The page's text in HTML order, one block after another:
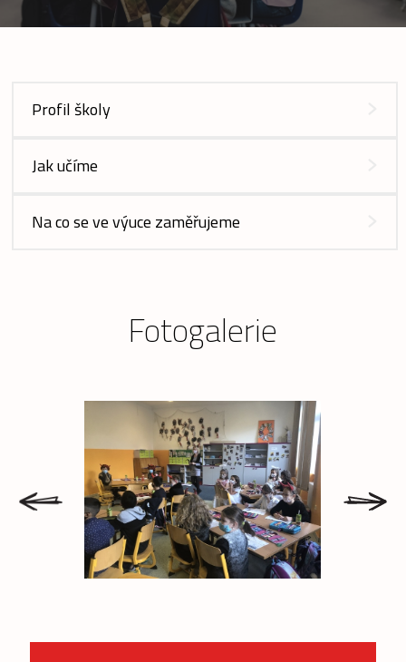
Profil školy
Jak učíme
Na co se ve výuce zaměřujeme
Fotogalerie